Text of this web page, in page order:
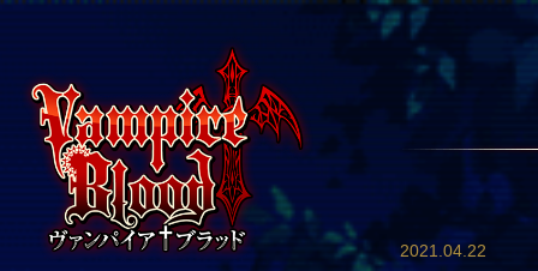
2021.04.22